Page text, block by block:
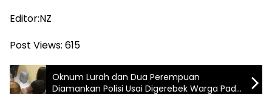
Editor:NZ
Post Views: 615
Oknum Lurah dan Dua Perempuan
Diamankan Polisi Usai Digerebek Warga Pada